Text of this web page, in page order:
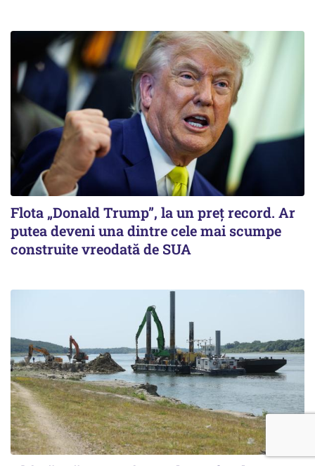
Flota „Donald Trump”, la un preț record. Ar
putea deveni una dintre cele mai scumpe
construite vreodată de SUA